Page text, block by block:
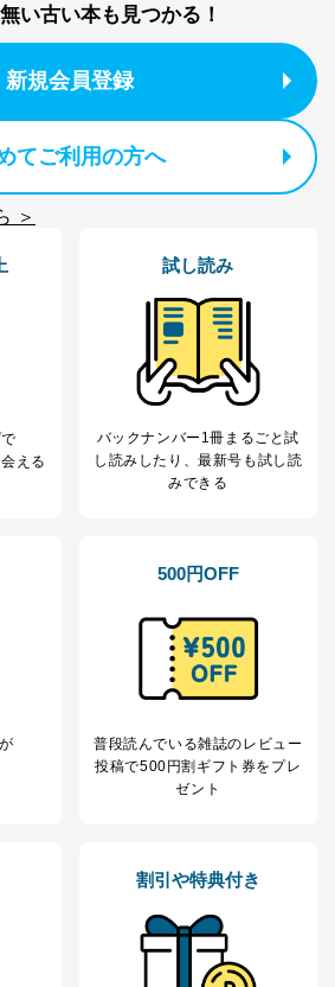
い古い本も見つかる！
新規会員登録
てご利用の方へ
＞
える
試し読み
バックナンバー1冊まるごと試
し読み したり、最新号も試し読
みできる
500円OFF
普段読んでいる雑誌のレビュー
投稿で500円割ギフト券をプレ
ゼント
割引や特典付き